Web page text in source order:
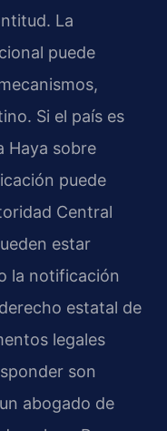
La
puede
Si el país es
Haya sobre
puede
Central
estar
la notificación
estatal de
legales
son
abogado de